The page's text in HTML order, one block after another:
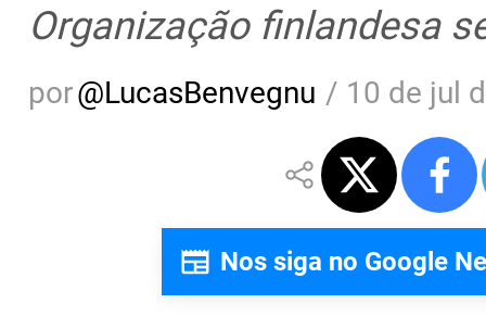
Organização finlandesa
por@LucasBenvegnu / 10 de jul
Nos siga no Google